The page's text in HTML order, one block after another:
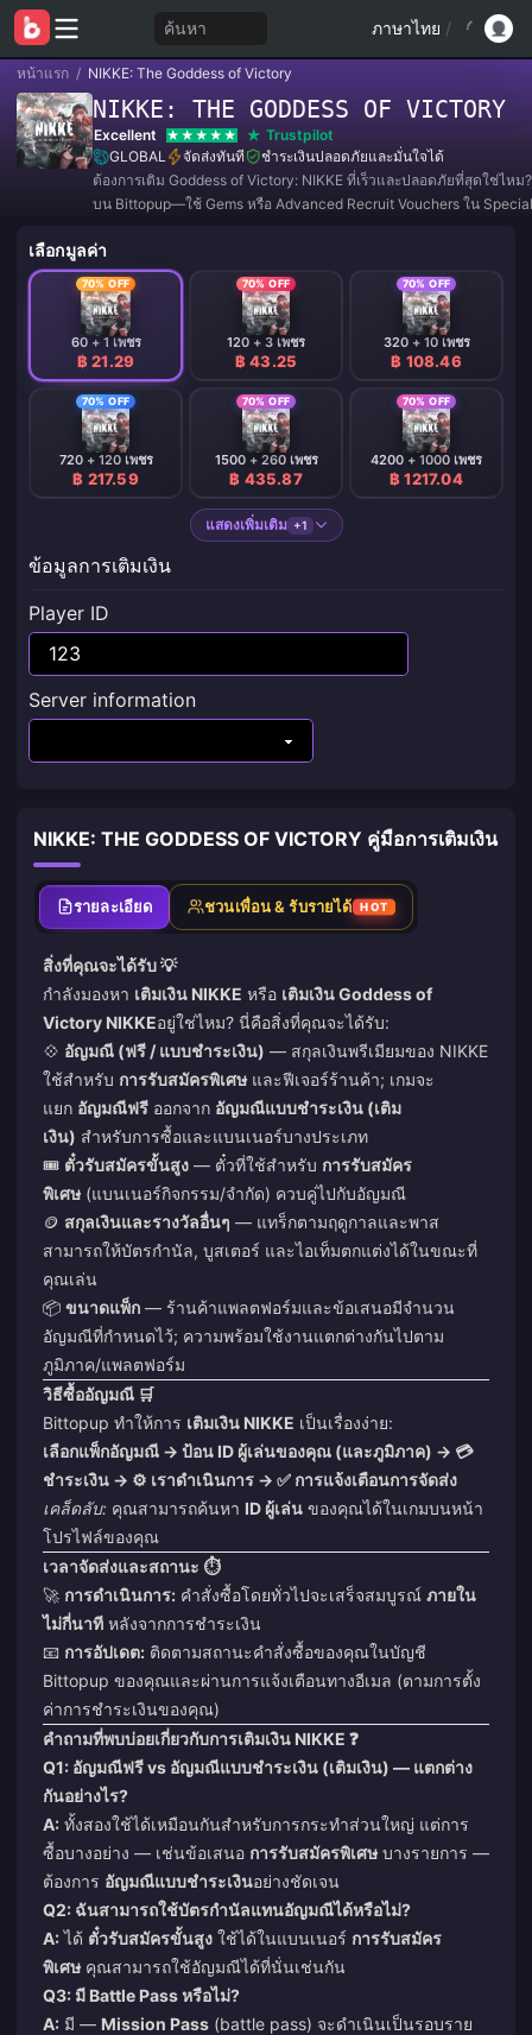
ค้นหา ภาษาไทย /
หน้าแรก / NIKKE: The Goddess of Victory
NIKKE: THE GODDESS OF VICTORY
Excellent
Trustpilot
GLOBAL
จัดส่งทันที
ชำระเงินปลอดภัยและมั่นใจได้
ต้องการเติม Goddess of Victory: NIKKE ที่เร็วและปลอดภัยที่สุดใช่ไหม
บน Bittopup—ใช้ Gems หรือ Advanced Recruit Vouchers ใน
เลือกมูลค่า
70% OFF
60 + 1 เพชร
฿ 21.29
70% OFF
120 + 3 เพชร
฿ 43.25
70% OFF
320 + 10 เพชร
฿ 108.46
70% OFF
720 + 120 เพชร
฿ 217.59
70% OFF
1500 + 260 เพชร
฿ 435.87
70% OFF
4200 + 1000 เพชร
฿ 1217.04
แสดงเพิ่มเติม +1
ข้อมูลการเติมเงิน
Player ID
Server information
NIKKE: THE GODDESS OF VICTORY คู่มือการเติมเงิน
รายละเอียด ชวนเพื่อน & รับรายได้ HOT
สิ่งที่คุณจะได้รับ 💡
กำลังมองหา เติมเงิน NIKKE หรือ เติมเงิน Goddess of
Victory NIKKEอยู่ใช่ไหม? นี่คือสิ่งที่คุณจะได้รับ:
💠 อัญมณี (ฟรี / แบบชำระเงิน) — สกุลเงินพรีเมียมของ NIKKE
ใช้สำหรับ การรับสมัครพิเศษ และฟีเจอร์ร้านค้า; เกมจะ
แยก อัญมณีฟรี ออกจาก อัญมณีแบบชำระเงิน (เติม
เงิน) สำหรับการซื้อและแบนเนอร์บางประเภท
🎟️ ตั๋วรับสมัครขั้นสูง — ตั๋วที่ใช้สำหรับ การรับสมัคร
พิเศษ (แบนเนอร์กิจกรรม/จำกัด) ควบคู่ไปกับอัญมณี
🪙 สกุลเงินและรางวัลอื่นๆ — แทร็กตามฤดูกาลและพาส
สามารถให้บัตรกำนัล, บูสเตอร์ และไอเท็มตกแต่งได้ในขณะที่
คุณเล่น
📦 ขนาดแพ็ก — ร้านค้าแพลตฟอร์มและข้อเสนอมีจำนวน
อัญมณีที่กำหนดไว้; ความพร้อมใช้งานแตกต่างกันไปตาม
ภูมิภาค/แพลตฟอร์ม
วิธีซื้ออัญมณี 🛒
Bittopup ทำให้การ เติมเงิน NIKKE เป็นเรื่องง่าย:
เลือกแพ็กอัญมณี → ป้อน ID ผู้เล่นของคุณ (และภูมิภาค) → 💳
ชำระเงิน → ⚙️ เราดำเนินการ → ✅ การแจ้งเตือนการจัดส่ง
เคล็ดลับ: คุณสามารถค้นหา ID ผู้เล่น ของคุณได้ในเกมบนหน้า
โปรไฟล์ของคุณ
เวลาจัดส่งและสถานะ ⏱️
🚀 การดำเนินการ: คำสั่งซื้อโดยทั่วไปจะเสร็จสมบูรณ์ ภายใน
ไม่กี่นาที หลังจากการชำระเงิน
📧 การอัปเดต: ติดตามสถานะคำสั่งซื้อของคุณในบัญชี
Bittopup ของคุณและผ่านการแจ้งเตือนทางอีเมล (ตามการตั้ง
ค่าการชำระเงินของคุณ)
คำถามที่พบบ่อยเกี่ยวกับการเติมเงิน NIKKE ❓
Q1: อัญมณีฟรี vs อัญมณีแบบชำระเงิน (เติมเงิน) — แตกต่าง
กันอย่างไร?
A: ทั้งสองใช้ได้เหมือนกันสำหรับการกระทำส่วนใหญ่ แต่การ
ซื้อบางอย่าง — เช่นข้อเสนอ การรับสมัครพิเศษ บางรายการ —
ต้องการ อัญมณีแบบชำระเงินอย่างชัดเจน
Q2: ฉันสามารถใช้บัตรกำนัลแทนอัญมณีได้หรือไม่?
A:ได้ ตั๋วรับสมัครขั้นสูง ใช้ได้ในแบนเนอร์ การรับสมัคร
พิเศษ คุณสามารถใช้อัญมณีได้ที่นั่นเช่นกัน
Q3: มี Battle Pass หรือไม่?
A: มี — Mission Pass (battle pass) จะดำเนินเป็นรอบราย